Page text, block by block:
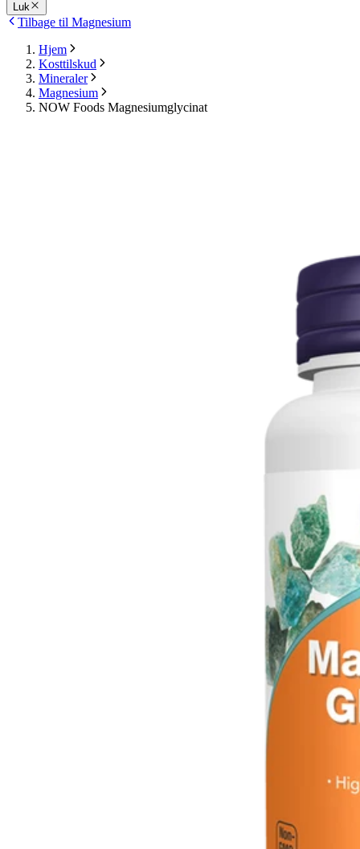
Luk
Tilbage til Magnesium
Hjem
Kosttilskud
Mineraler
Magnesium
NOW Foods Magnesiumglycinat